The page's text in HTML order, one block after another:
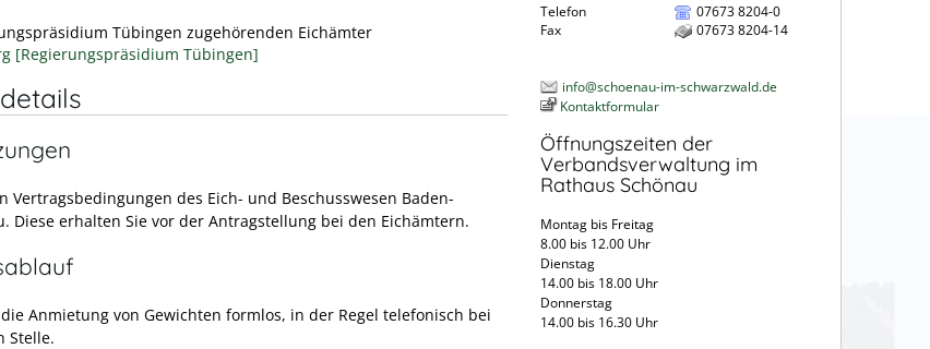
Tübingen zugehörenden Eichämter
[Regierungspräsidium Tübingen]
Vertragsbedingungen des Eich- und Beschusswesen Baden-
Diese erhalten Sie vor der Antragstellung bei den Eichämtern.
Anmietung von Gewichten formlos, in der Regel telefonisch bei
Stelle.
Telefon
07673 8204-0
Fax
07673 8204-14
info@schoenau-im-schwarzwald.de
Kontaktformular
Öffnungszeiten der
Verbandsverwaltung im
Rathaus Schönau
Montag bis Freitag
8.00 bis 12.00 Uhr
Dienstag
14.00 bis 18.00 Uhr
Donnerstag
14.00 bis 16.30 Uhr